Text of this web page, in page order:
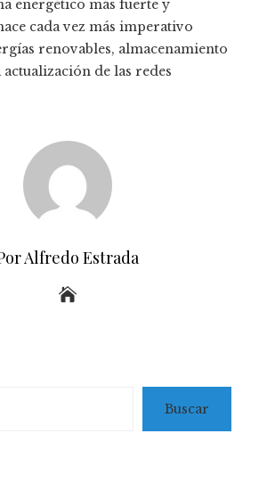
energético más fuerte y
cada vez más imperativo
renovables, almacenamiento
de las redes
Alfredo Estrada
Buscar